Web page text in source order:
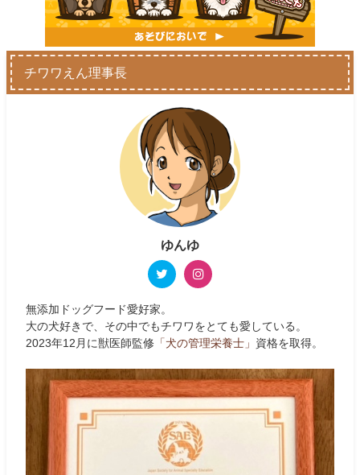
チワワえん理事長
ゆんゆ
無添加ドッグフード愛好家。
大の犬好きで、その中でもチワワをとても愛している。
2023年12月に獣医師監修 「犬の管理栄養士」 資格を取得。